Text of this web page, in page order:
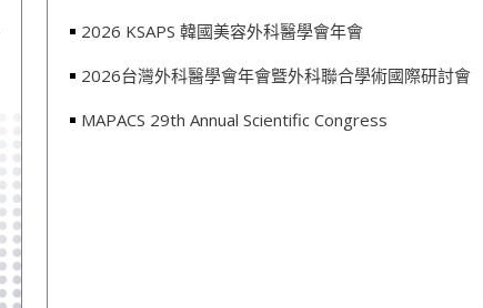
2026 KSAPS 韓國美容外科醫學會年會
2026台灣外科醫學會年會曁外科聯合學術國際研討會
MAPACS 29th Annual Scientific Congress